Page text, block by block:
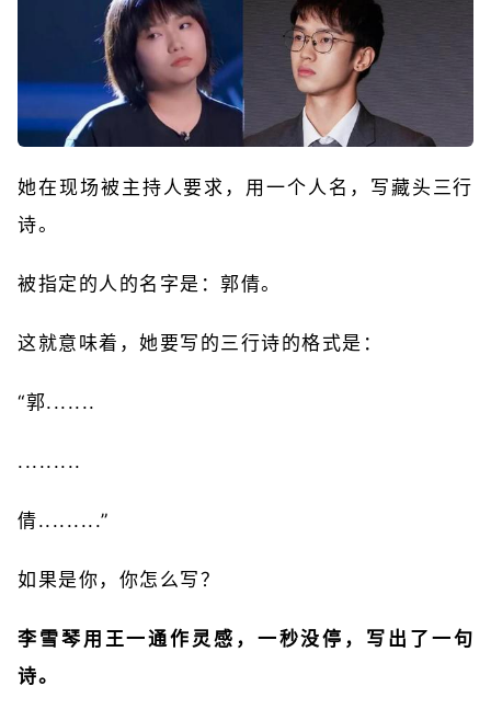
她在现场被主持人要求，用一个人名，写藏头三行
诗。
被指定的人的名字是：郭倩。
这就意味着，她要写的三行诗的格式是：
“郭.......
.........
倩.........”
如果是你，你怎么写？
李雪琴用王一通作灵感，一秒没停，写出了一句
诗。